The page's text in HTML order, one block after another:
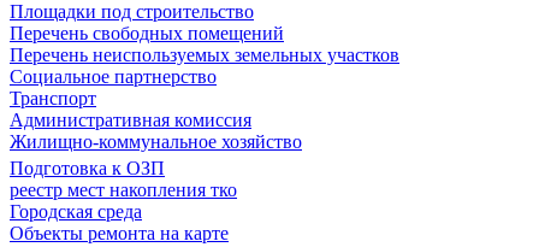
Площадки под строительство
Перечень свободных помещений
Перечень неиспользуемых земельных участков
Социальное партнерство
Транспорт
Административная комиссия
Жилищно-коммунальное хозяйство
Подготовка к ОЗП
реестр мест накопления тко
Городская среда
Объекты ремонта на карте